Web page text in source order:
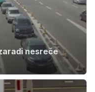
nesreče